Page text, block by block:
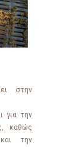
στην
για την
καθώς
την